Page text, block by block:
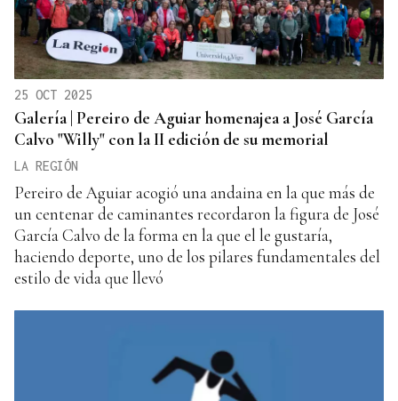
25 OCT 2025
Galería | Pereiro de Aguiar homenajea a José García
Calvo "Willy" con la II edición de su memorial
LA REGIÓN
Pereiro de Aguiar acogió una andaina en la que más de
un centenar de caminantes recordaron la figura de José
García Calvo de la forma en la que el le gustaría,
haciendo deporte, uno de los pilares fundamentales del
estilo de vida que llevó